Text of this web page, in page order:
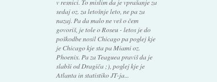
v resnici. To mislim da je vprašanje za
sedaj oz. za letošnje leto, ne pa za
nazaj. Pa da malo ne veš o čem
govoriš, je tole o Roseu - letos je do
poškodbe nosil Chicago pa poglej kje
je Chicago kje sta pa Miami oz.
Phoenix. Pa za Teaguea praviš da je
slabši od Dragiča ;), poglej kje je
Atlanta in statistiko JT-ja...